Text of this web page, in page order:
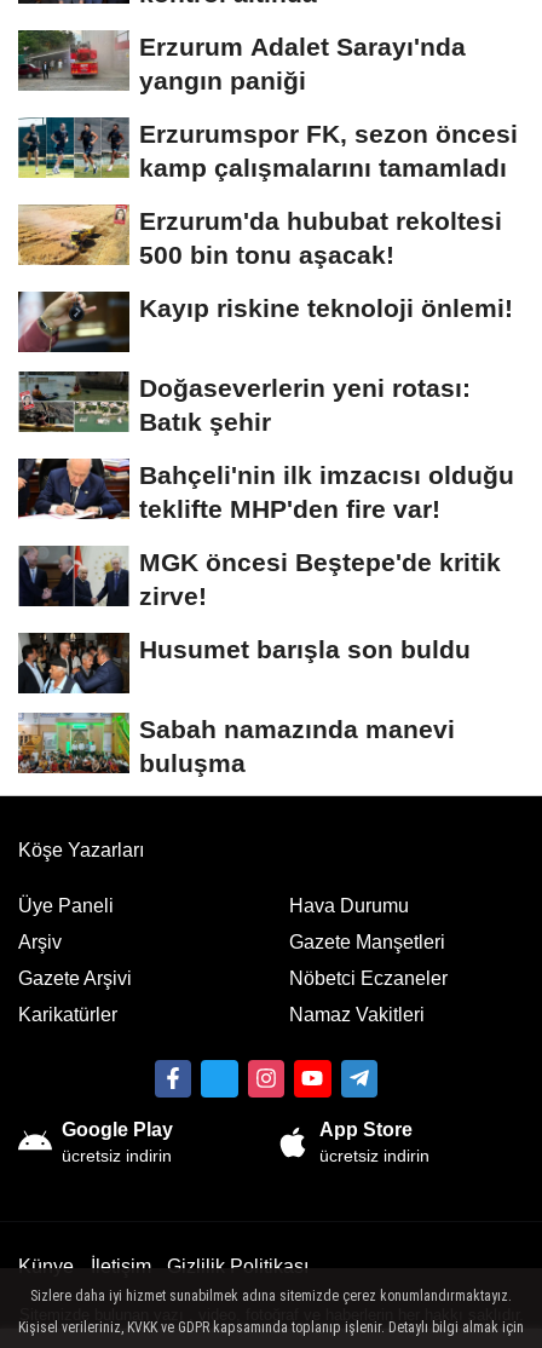
Erzurum Adalet Sarayı'nda
yangın paniği
Erzurumspor FK, sezon öncesi
kamp çalışmalarını tamamladı
Erzurum'da hububat rekoltesi
500 bin tonu aşacak!
Kayıp riskine teknoloji önlemi!
Doğaseverlerin yeni rotası:
Batık şehir
Bahçeli'nin ilk imzacısı olduğu
teklifte MHP'den fire var!
MGK öncesi Beştepe'de kritik
zirve!
Husumet barışla son buldu
Sabah namazında manevi
buluşma
Köşe Yazarları
Üye Paneli
Arşiv
Gazete Arşivi
Karikatürler
Hava Durumu
Gazete Manşetleri
Nöbetci Eczaneler
Namaz Vakitleri
Google Play
ücretsiz indirin
App Store
ücretsiz indirin
Künye İletişim Gizlilik Politikası
İzinsiz veya kaynak gösterilemeden kullanılamaz.
Sizlere daha iyi hizmet sunabilmek adına sitemizde çerez konumlandırmaktayız.
Kişisel verileriniz, KVKK ve GDPR kapsamında toplanıp işlenir. Detaylı bilgi almak için